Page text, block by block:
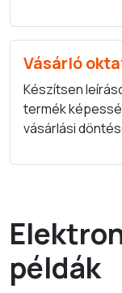
Vásárló
Készítsen
termék
vásárlási
példák